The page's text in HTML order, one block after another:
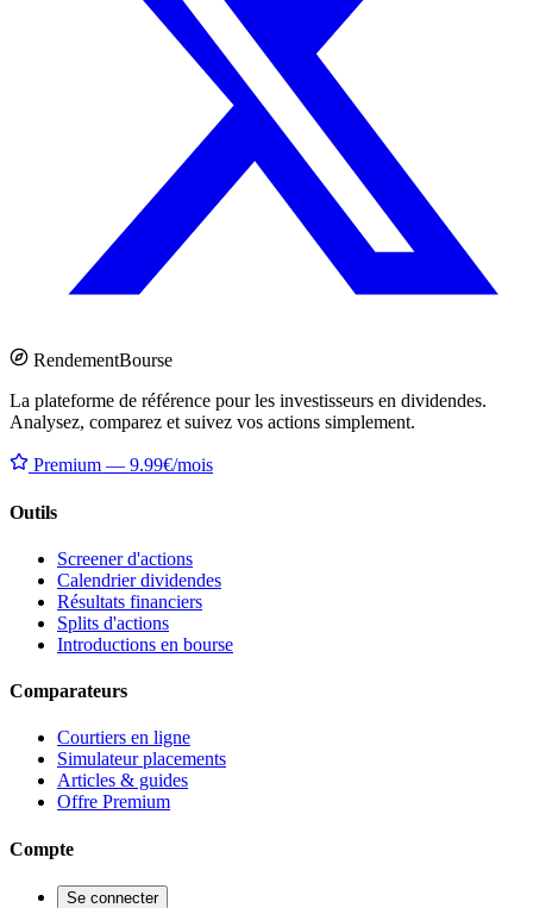
RendementBourse
La plateforme de référence pour les investisseurs en dividendes.
Analysez, comparez et suivez vos actions simplement.
Premium — 9.99€/mois
Outils
Screener d'actions
Calendrier dividendes
Résultats financiers
Splits d'actions
Introductions en bourse
Comparateurs
Courtiers en ligne
Simulateur placements
Articles & guides
Offre Premium
Compte
Se connecter